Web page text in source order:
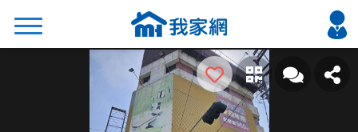
搜尋